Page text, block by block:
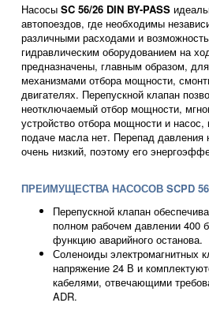
Насосы SC 56/26 DIN BY-PASS
автопоездов, где необходимы
различными расходами и
гидравлическим оборудованием на
предназначены, главным образом,
механизмами отбора мощности,
двигателях. Перепускной клапан
неотключаемый отбор мощности,
устройство отбора мощности и насос,
подаче масла нет. Перепад давления
очень низкий, поэтому его
ПРЕИМУЩЕСТВА НАСОСОВ SCPD 56/
Перепускной клапан
полном рабочем давлении 400
функцию аварийного останова.
Соленоиды электромагнитных
напряжение 24 В и
кабелями, отвечающими
ADR.